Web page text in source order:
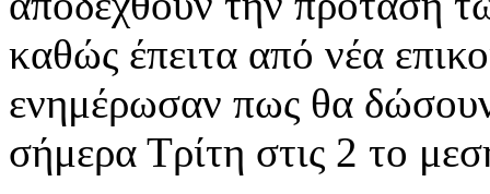
καθώς έπειτα από νέα
ενημέρωσαν πως θα
σήμερα Τρίτη στις 2 το